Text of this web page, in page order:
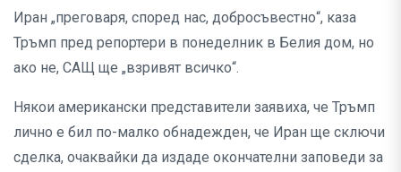
Иран „преговаря, според нас, добросъвестно“, каза
Тръмп пред репортери в понеделник в Белия дом, но
ако не, САЩ ще „взривят всичко“.
Някои американски представители заявиха, че Тръмп
лично е бил по-малко обнадежден, че Иран ще сключи
сделка, очаквайки да издаде окончателни заповеди за